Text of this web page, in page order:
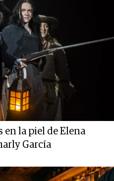
en la piel de Elena
García